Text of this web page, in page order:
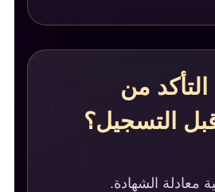
من
التسجيل؟
معادلة الشهادة.